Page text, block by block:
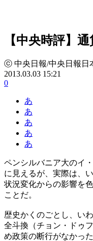
【中央時評】
ⓒ 中央日報/中央日報日
2013.03.03 15:21
0
あ
あ
あ
あ
あ
ペンシルバニア大のイ
に見えるが、実際は、
状況変化からの影響を
ことだ。
歴史かくのごとし、い
全斗換（チョン・ドゥ
め政策の断行がなかっ